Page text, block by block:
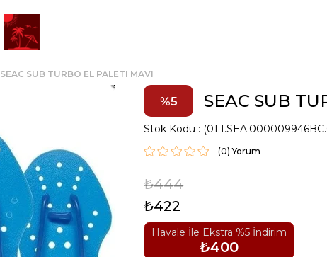
SEAC SUB TURBO EL PALETI MAVI
5 SEAC SUB
Stok Kodu
(0)
₺444
₺422
Havale İle Ekstra %5 İndirim
₺400